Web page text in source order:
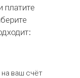
платите
ваш счёт